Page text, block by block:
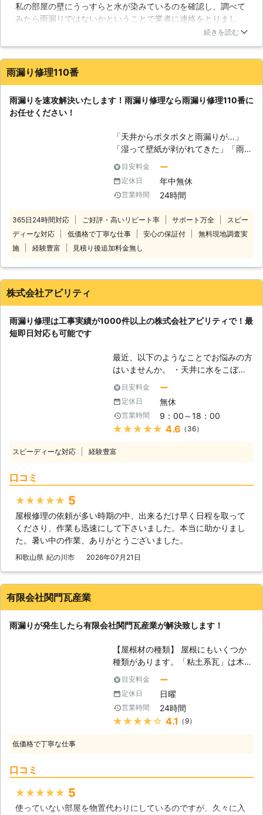
致しますので、お困りの際はお気軽に
お問い合わせください。 【雨漏り発
生の原因】 天井から水が落ちてきた
という時は雨漏りが原因です。瓦が老
朽化などで傷んでしまうことで割れた
に鳥の巣や落ち葉が溜まることで雨水
の行き場がなくなってしまい雨漏りし
が降っている時にしか起こりません
が、一度起きれば問題を解決するまで
悩まされることになりますので、雨漏
りの原因箇所を突き止め早期修繕しな
ければなりません。雨水の侵入で家屋
の床材や天井などが腐食してしまいダ
見つけたら早めに解決しましょう。当
社では雨漏りの補修工事や防水工事に
たいとお考えの方はご連絡ください。
私の部屋の壁にうっすらと水が染みているのを確認し、調べて
みたら雨漏りではないかということで業者に連絡をとりまし
た。壁と雨漏りは結びつきませんでしたが、調べてもらうと確
理してもらえて本当にラッキーでした。
佐賀県 三養基郡みやき町 2016年12月28日
続きを読む
雨漏り修理110番
雨漏りを速攻解決いたします！雨漏り修理なら雨漏り修理110番に
お任せください！
「天井からポタポタと雨漏りが…」
「湿って壁紙が剥がれてきた」「雨が
降った後にカビ臭い」など。 雨漏り
修理110番は、このような雨漏りのお
悩みに対応させていただいておりま
す。 雨漏りは放っておくと、屋根を
しまいます。 雨漏りの疑わしい症状
があったら、すぐに専門の業者に見て
もらい早期解決しましょう。 早い段
で、雨漏りが改善され費用も少なくて
付けています。 夜間や土日に雨漏り
を発見したらすぐにご相談ください。
もりをしたけれど高かった』とお困り
の方は、一度雨漏り110番でお見積り
をご依頼ください。 雨漏り110番では
漏り110番ではお客様のお電話をいつ
でもお待ちしております。 ※対応エリ
ア・加盟店・現場状況により、事前に
もりに費用をいただく場合がございま
目安料金 ー
定休日 年中無休
営業時間 24時間
365日24時間対応 ご好評・高いリピート率 サポート万全
スピー
ディーな対応
低価格で丁寧な仕事 安心の保証付
無料現地調査実
施
経験豊富 見積り後追加料金無し
株式会社アビリティ
雨漏り修理は工事実績が1000件以上の株式会社アビリティで！最
短即日対応も可能です
最近、以下のようなことでお悩みの方
はいませんか。 ・天井に水をこぼし
たようなシミができてきた ・窓のサ
ッシからポタポタと雨水が漏れてくる
・壁紙にカビのようなものがあらわれ
て変色してしまった このようなお悩
みは、雨漏り修理をおこなうことで解
は雨漏り修理工事や屋根工事などをお
しょう】 雨漏りが起きているのであ
れば、一刻も早く修理をしてほしいで
すよね。 弊社は、そんなお客さまの
ために迅速な対応を心がけておりま
せん。 素早い対応をご希望のお客様
【しろあり防除施工士が駆除と予防を
おこないます！】 雨漏りをしている
お家には、シロアリが発生しているこ
ともあります。 シロアリは湿った環
境を好むため、寄ってきてしまうので
す。 もし駆除をせずに放置しておく
と、シロアリに柱などを食べられてし
しております。 雨漏りによってシロ
まだシロアリが発生していないという
目安料金 ー
定休日 無休
営業時間 9：00～18：00
★★★★★ 4.6 （36）
スピーディーな対応 経験豊富
口コミ
★★★★★ 5
屋根修理の依頼が多い時期の中、出来るだけ早く日程を取って
くださり、作業も迅速にして下さいました。本当に助かりまし
た。暑い中の作業、ありがとうございました。
和歌山県 紀の川市 2026年07月21日
有限会社関門瓦産業
雨漏りが発生したら有限会社関門瓦産業が解決致します！
【屋根材の種類】 屋根にもいくつか
種類があります。「粘土系瓦」は木造
住宅でよく見る昔からある瓦で、耐久
性や強度は高いのですが、重いため地
震に弱いと言われています。「ストレ
ート瓦」は、最近の住宅ではよく見る
タイプで、一般的に普及している瓦で
れていて、寿命も長いですが、変色し
目安料金 ー
定休日 日曜
営業時間 24時間
★★★★★ 4.1 （9）
低価格で丁寧な仕事
口コミ
★★★★★ 5
使っていない部屋を物置代わりにしているのですが、久々に入